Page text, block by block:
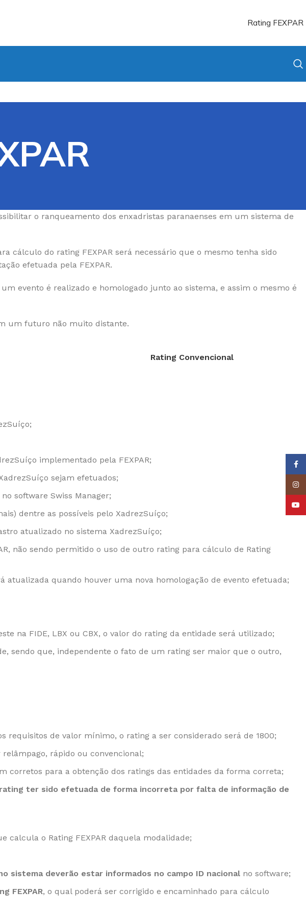
Rating FEXPAR
o ranqueamento dos enxadristas paranaenses em um sistema de
cálculo do rating FEXPAR será necessário que o mesmo tenha sido
efetuada pela FEXPAR.
evento é realizado e homologado junto ao sistema, e assim o mesmo é
um futuro não muito distante.
Rating Convencional
implementado pela FEXPAR;
sejam efetuados;
software Swiss Manager;
dentre as possíveis pelo XadrezSuíço;
atualizado no sistema XadrezSuíço;
não sendo permitido o uso de outro rating para cálculo de Rating
atualizada quando houver uma nova homologação de evento efetuada;
na FIDE, LBX ou CBX, o valor do rating da entidade será utilizado;
sendo que, independente o fato de um rating ser maior que o outro,
requisitos de valor mínimo, o rating a ser considerado será de 1800;
rápido ou convencional;
corretos para a obtenção dos ratings das entidades da forma correta;
ter sido efetuada de forma incorreta por falta de informação de
o Rating FEXPAR daquela modalidade;
sistema deverão estar informados no campo ID nacional no software;
FEXPAR, o qual poderá ser corrigido e encaminhado para cálculo